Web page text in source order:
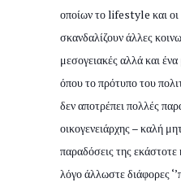
οποίων το lifestyle και οι
σκανδαλίζουν άλλες
μεσογειακές αλλά και
όπου το πρότυπο του
δεν αποτρέπει πολλές
οικογενειάρχης – καλή
παραδόσεις της εκάστοτε
λόγο άλλωστε διάφορες